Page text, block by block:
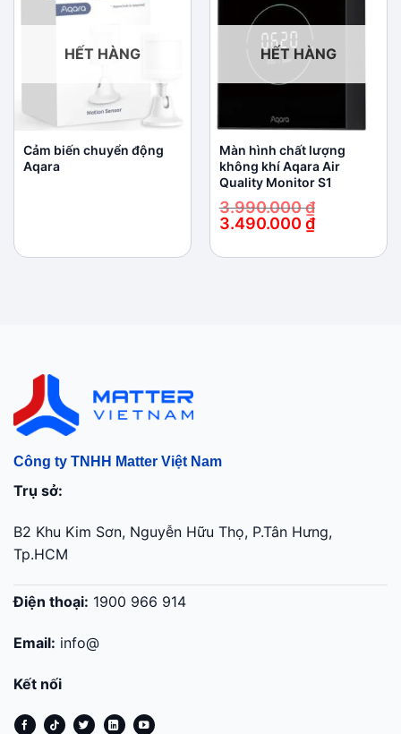
HẾT HÀNG
Cảm biến chuyển động
Aqara
HẾT HÀNG
Màn hình chất lượng
không khí Aqara Air
Quality Monitor S1
3.990.000₫
là:
3.490.000 ₫
tại
Công ty TNHH Matter Việt Nam
Trụ sở:
B2 Khu Kim Sơn, Nguyễn Hữu Thọ, P.Tân Hưng,
Tp.HCM
Điện thoại: 1900 966 914
Email: info@
Kết nối